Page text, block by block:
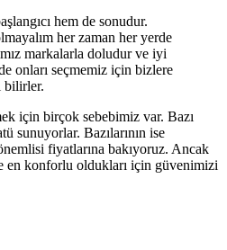
hem de sonudur.
her zaman her yerde
markalarla doludur ve iyi
onları seçmemiz için bizlere
bilirler.
için birçok sebebimiz var. Bazı
sunuyorlar. Bazılarının ise
fiyatlarına bakıyoruz. Ancak
en konforlu oldukları için güvenimizi